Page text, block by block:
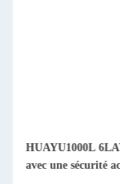
HUAYU1000L
avec une sécurité